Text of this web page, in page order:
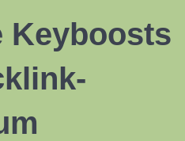
España
Keyboosts